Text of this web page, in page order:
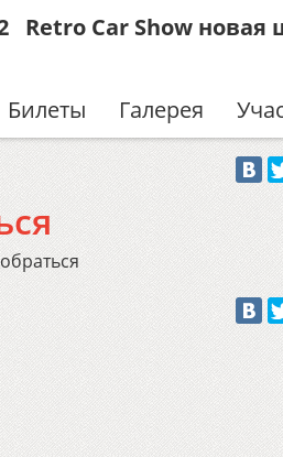
Retro Car Show
Билеты Галерея